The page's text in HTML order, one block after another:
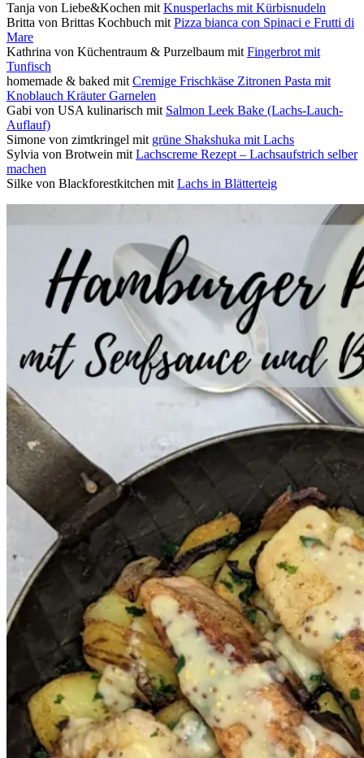
Tanja von Liebe&Kochen mit Knusperlachs mit Kürbisnudeln
Britta von Brittas Kochbuch mit Pizza bianca con Spinaci e Frutti di
Mare
Kathrina von Küchentraum & Purzelbaum mit Fingerbrot mit
Tunfisch
homemade & baked mit Cremige Frischkäse Zitronen Pasta mit
Knoblauch Kräuter Garnelen
Gabi von USA kulinarisch mit Salmon Leek Bake (Lachs-Lauch-
Auflauf)
Simone von zimtkringel mit grüne Shakshuka mit Lachs
Sylvia von Brotwein mit Lachscreme Rezept – Lachsaufstrich selber
machen
Silke von Blackforestkitchen mit Lachs in Blätterteig